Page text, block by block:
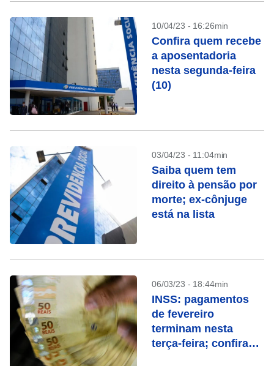
10/04/23 - 16:26min
Confira quem recebe
a aposentadoria
nesta segunda-feira
(10)
03/04/23 - 11:04min
Saiba quem tem
direito à pensão por
morte; ex-cônjuge
está na lista
06/03/23 - 18:44min
INSS: pagamentos
de fevereiro
terminam nesta
terça-feira; confira